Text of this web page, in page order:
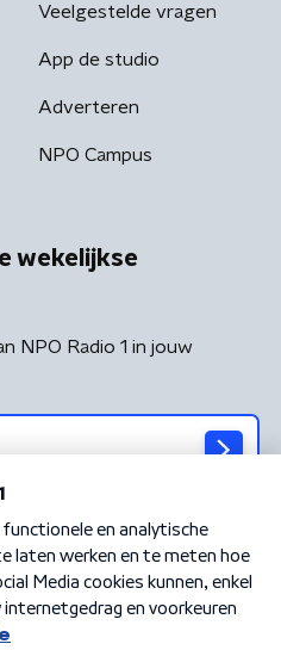
Veelgestelde vragen
App de studio
Adverteren
NPO Campus
wekelijkse
NPO Radio 1 in jouw